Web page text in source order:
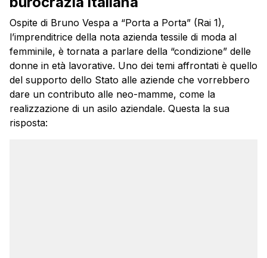
Ospite di Bruno Vespa a “Porta a Porta” (Rai 1),
l’imprenditrice della nota azienda tessile di moda al
femminile, è tornata a parlare della “condizione” delle
donne in età lavorative. Uno dei temi affrontati è quello
del supporto dello Stato alle aziende che vorrebbero
dare un contributo alle neo-mamme, come la
realizzazione di un asilo aziendale. Questa la sua
risposta: